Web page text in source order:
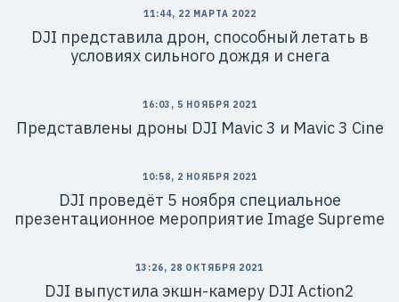
11:44, 22 МАРТА 2022
DJI представила дрон, способный летать в
условиях сильного дождя и снега
16:03, 5 НОЯБРЯ 2021
Представлены дроны DJI Mavic 3 и Mavic 3 Cine
10:58, 2 НОЯБРЯ 2021
DJI проведёт 5 ноября специальное
презентационное мероприятие Image Supreme
13:26, 28 ОКТЯБРЯ 2021
DJI выпустила экшн-камеру DJI Action2